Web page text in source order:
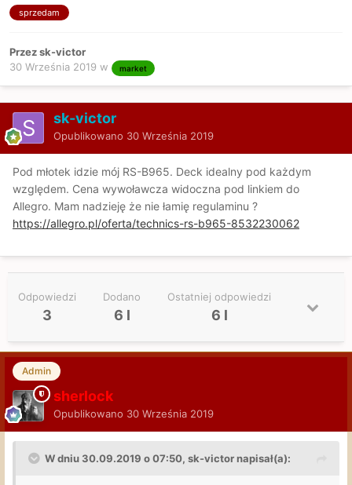
sprzedam
Przez sk-victor
30 Września 2019 w market
sk-victor
Opublikowano 30 Września 2019
Pod młotek idzie mój RS-B965. Deck idealny pod każdym
względem. Cena wywoławcza widoczna pod linkiem do
Allegro. Mam nadzieję że nie łamię regulaminu ?
https://allegro.pl/oferta/technics-rs-b965-8532230062
Odpowiedzi
3
Dodano
6 l
Ostatniej odpowiedzi
6 l
Admin
sherlock
Opublikowano 30 Września 2019
W dniu 30.09.2019 o 07:50, sk-victor napisał(a):